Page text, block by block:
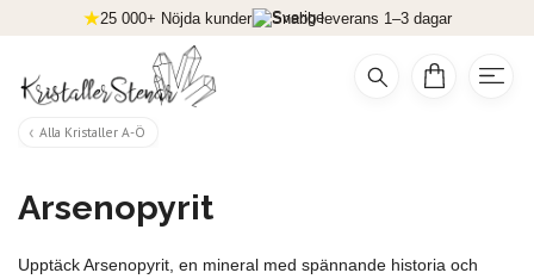
25 000+ Nöjda kunder Snabb leverans 1–3 dagar
Alla Kristaller A-Ö
Arsenopyrit
Upptäck Arsenopyrit, en mineral med spännande historia och